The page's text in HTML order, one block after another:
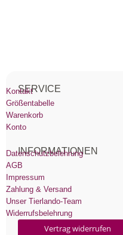
SERVICE
Kontakt
Größentabelle
Warenkorb
Konto
INFORMATIONEN
Datenschutzbelehrung
AGB
Impressum
Zahlung & Versand
Unser Tierlando-Team
Widerrufsbelehrung
Vertrag widerrufen